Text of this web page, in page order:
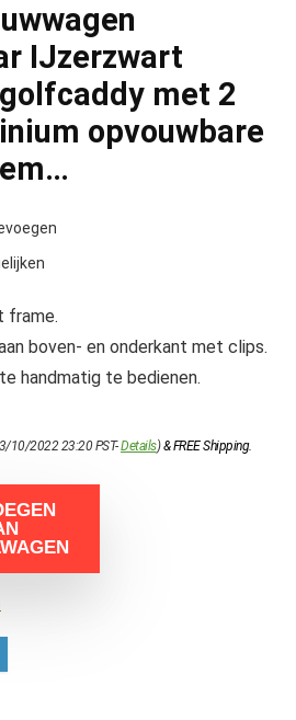
IJzerzwart
met 2
opvouwbare
frame.
boven- en onderkant met clips.
handmatig te bedienen.
10/2022 23:20 PST-Details)&FREE Shipping.